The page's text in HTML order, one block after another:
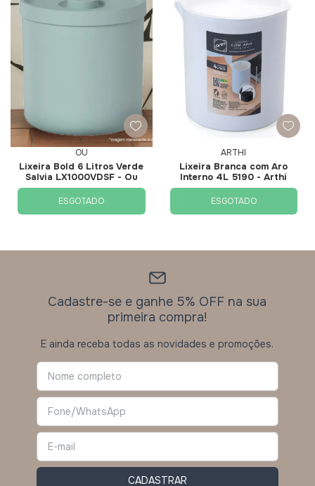
OU
Lixeira Bold 6 Litros Verde
Salvia LX1000VDSF - Ou
ESGOTADO
ARTHI
Lixeira Branca com Aro
Interno 4L 5190 - Arthi
ESGOTADO
Cadastre-se e ganhe 5% OFF na sua
primeira compra!
E ainda receba todas as novidades e promoções.